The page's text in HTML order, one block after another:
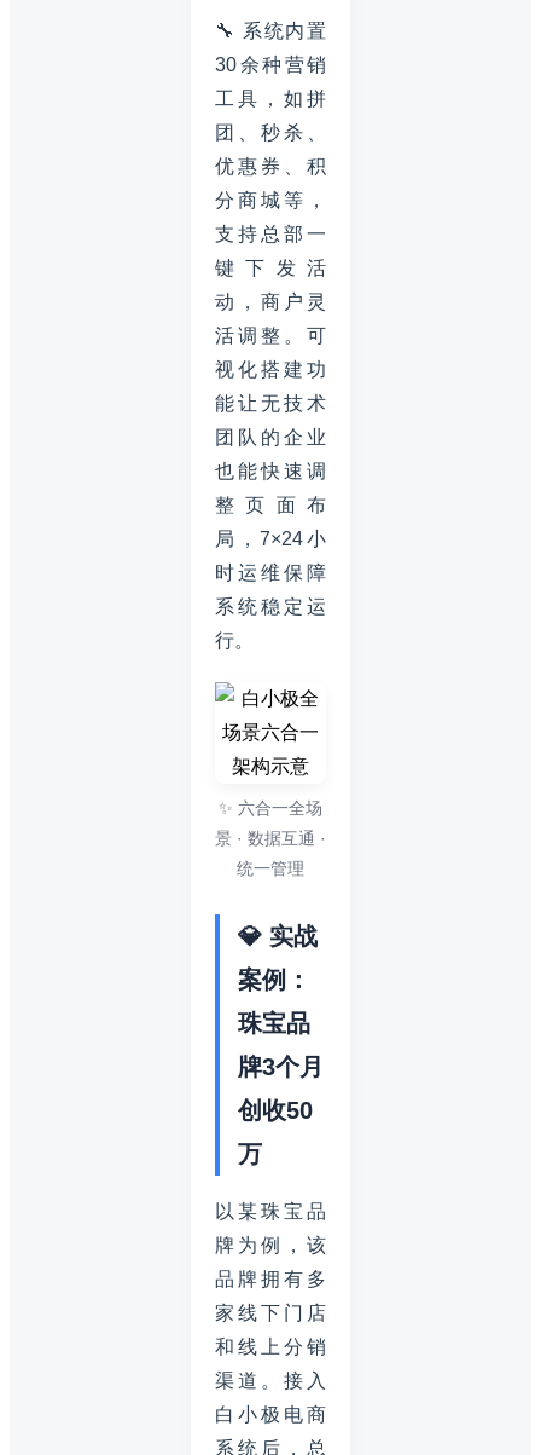
🔧 系统内置
30余种营销
工具，如拼
团、秒杀、
优惠券、积
分商城等，
支持总部一
键下发活
动，商户灵
活调整。可
视化搭建功
能让无技术
团队的企业
也能快速调
整页面布
局，7×24小
时运维保障
系统稳定运
行。
✨ 六合一全场
景 · 数据互通 ·
统一管理
💎 实战
案例：
珠宝品
牌3个月
创收50
万
以某珠宝品
牌为例，该
品牌拥有多
家线下门店
和线上分销
渠道。接入
白小极电商
系统后，总